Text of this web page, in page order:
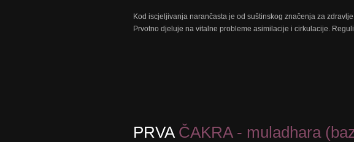
Kod iscjeljivanja narančasta je od suštinskog značenja za
Prvotno djeluje na vitalne probleme asimilacije i cirkulacije.
PRVAČAKRA - muladhara